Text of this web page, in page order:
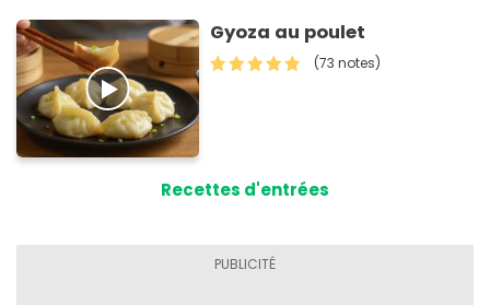
Gyoza au poulet
(73 notes)
Recettes d'entrées